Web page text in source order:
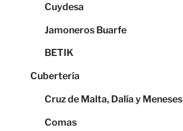
Cuydesa
Jamoneros Buarfe
BETIK
Cubertería
Cruz de Malta, Dalía y Meneses
Comas